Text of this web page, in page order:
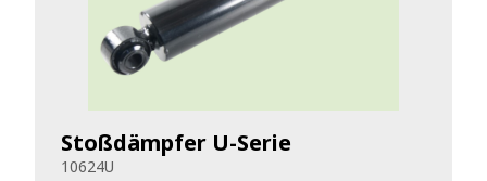
Stoßdämpfer U-Serie
10624U